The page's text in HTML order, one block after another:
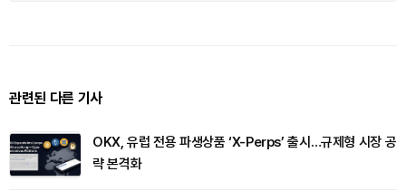
관련된 다른 기사
OKX, 유럽 전용 파생상품 ‘X-Perps’ 출시…규제형 시장 공
략 본격화